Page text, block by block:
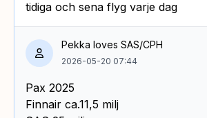
tidiga och sena flyg varje dag
Pekka loves SAS/CPH
2026-05-20 07:44
Pax 2025
Finnair ca.11,5 milj